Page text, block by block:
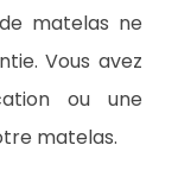
matelas ne
Vous avez
ou une
matelas.